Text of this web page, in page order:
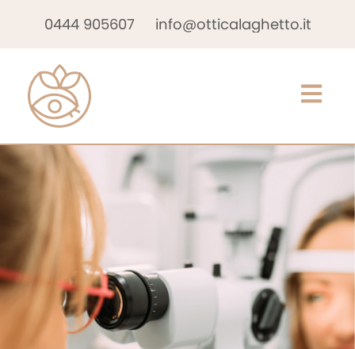
0444 905607 info@otticalaghetto.it